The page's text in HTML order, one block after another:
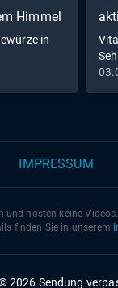
Himmel
in
IMPRESSUM
und hosten keine
finden Sie in unserem
2026 Sendung